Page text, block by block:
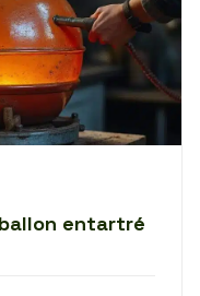
entartré